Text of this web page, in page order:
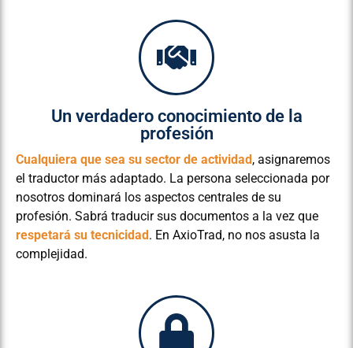
Un verdadero conocimiento de la
profesión
Cualquiera que sea su sector de actividad , asignaremos
el traductor más adaptado. La persona seleccionada por
nosotros dominará los aspectos centrales de su
profesión. Sabrá traducir sus documentos a la vez que
respetará su tecnicidad . En AxioTrad, no nos asusta la
complejidad.